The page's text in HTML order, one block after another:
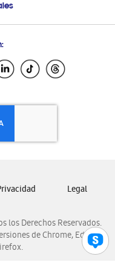
los Derechos Reservados.
de Chrome, Edge,
Legal